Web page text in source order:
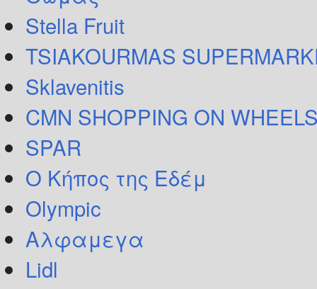
Stella Fruit
TSIAKOURMAS
Sklavenitis
CMN SHOPPING ON
SPAR
Ο Κήπος της Εδέμ
Olympic
Αλφαμεγα
Lidl